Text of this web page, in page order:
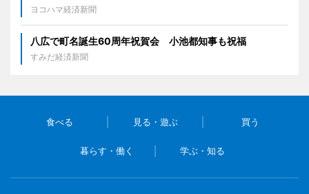
ヨコハマ経済新聞
八広で町名誕生60周年祝賀会 小池都知事も祝福
すみだ経済新聞
食べる 見る・遊ぶ 買う
暮らす・働く 学ぶ・知る